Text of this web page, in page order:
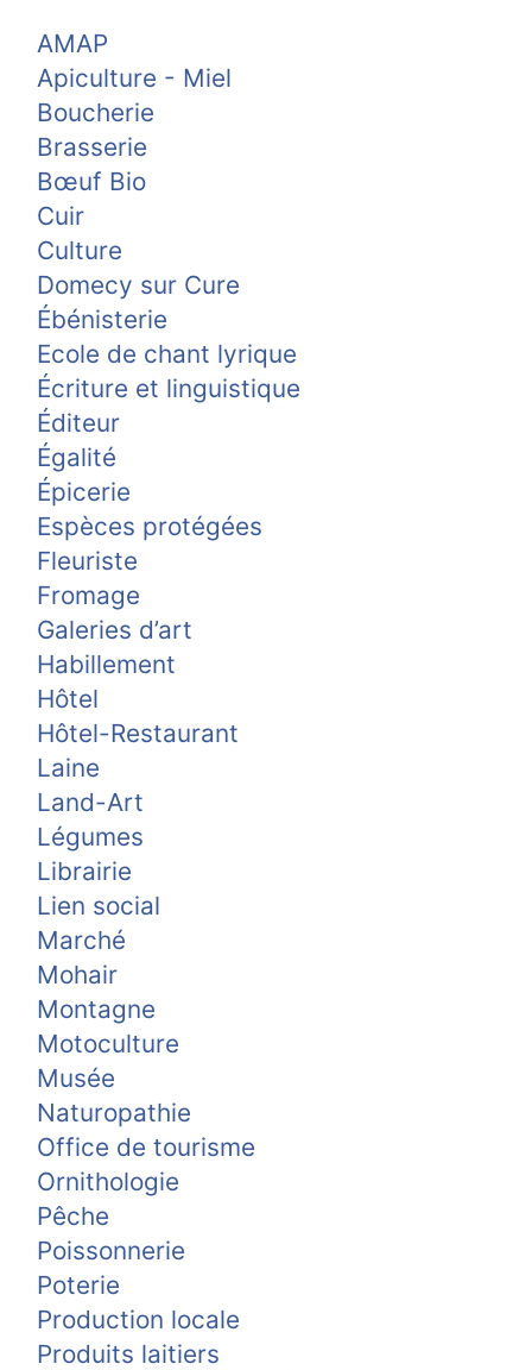
AMAP
Apiculture - Miel
Boucherie
Brasserie
Bœuf Bio
Cuir
Culture
Domecy sur Cure
Ébénisterie
Ecole de chant lyrique
Écriture et linguistique
Éditeur
Égalité
Épicerie
Espèces protégées
Fleuriste
Fromage
Galeries d’art
Habillement
Hôtel
Hôtel-Restaurant
Laine
Land-Art
Légumes
Librairie
Lien social
Marché
Mohair
Montagne
Motoculture
Musée
Naturopathie
Office de tourisme
Ornithologie
Pêche
Poissonnerie
Poterie
Production locale
Produits laitiers